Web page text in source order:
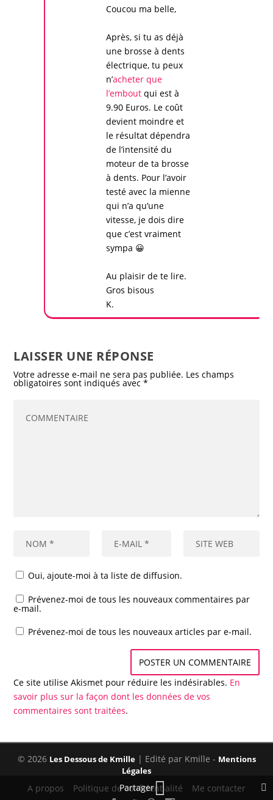
Coucou ma belle,
Après, si tu as déjà
une brosse à dents
électrique, tu peux
n’acheter que
l’embout qui est à
9.90 Euros. Le coût
devient moindre et
le résultat dépendra
de l’intensité du
moteur de ta brosse
à dents. Pour l’avoir
testé avec la mienne
qui n’a qu’une
vitesse, je dois dire
que c’est vraiment
sympa 😀
Au plaisir de te lire.
Gros bisous
K.
LAISSER UNE RÉPONSE
Votre adresse e-mail ne sera pas publiée. Les champs
obligatoires sont indiqués avec*
Oui, ajoute-moi à ta liste de diffusion.
Prévenez-moi de tous les nouveaux commentaires par
e-mail.
Prévenez-moi de tous les nouveaux articles par e-mail.
Ce site utilise Akismet pour réduire les indésirables. En
savoir plus sur la façon dont les données de vos
commentaires sont traitées.
© 2026 Les Dessous de Kmille| Edité par Kmille - Mentions
Légales
A propos Politique de confidentialité Me contacter
Partager